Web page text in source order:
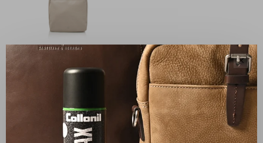
Babette Nappa
Nappa Beuteltasche |
beige
✕